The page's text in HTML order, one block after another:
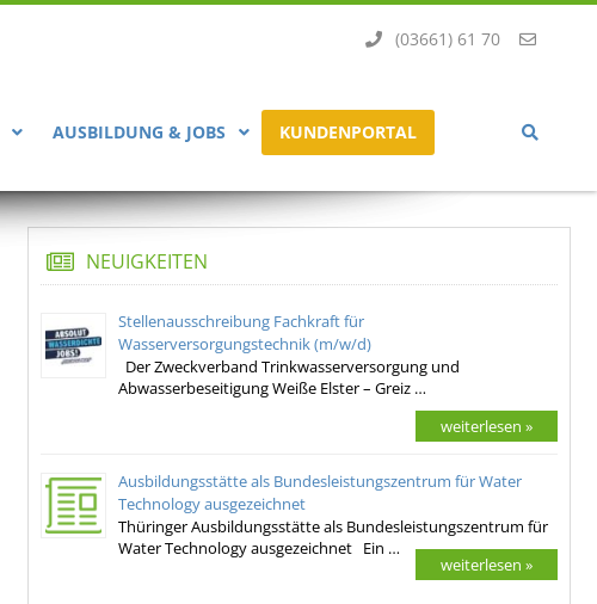
(03661) 61 70
AUSBILDUNG & JOBS KUNDENPORTAL
NEUIGKEITEN
Stellenausschreibung Fachkraft für
Wasserversorgungstechnik (m/w/d)
Der Zweckverband Trinkwasserversorgung und
Abwasserbeseitigung Weiße Elster – Greiz …
weiterlesen »
Ausbildungsstätte als Bundesleistungszentrum für Water
Technology ausgezeichnet
Thüringer Ausbildungsstätte als Bundesleistungszentrum für
Water Technology ausgezeichnet Ein …
weiterlesen »